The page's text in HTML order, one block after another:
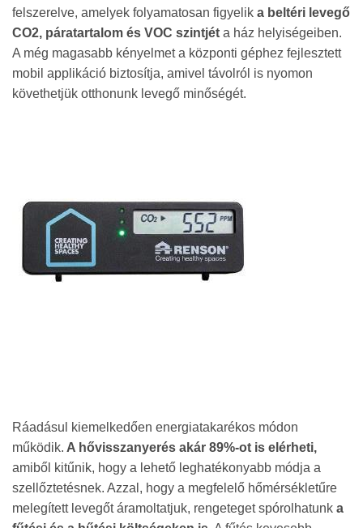
felszerelve, amelyek folyamatosan figyelik a beltéri levegő
CO2, páratartalom és VOC szintjét a ház helyiségeiben.
A még magasabb kényelmet a központi géphez fejlesztett
mobil applikáció biztosítja, amivel távolról is nyomon
követhetjük otthonunk levegő minőségét.
Ráadásul kiemelkedően energiatakarékos módon
működik. A hővisszanyerés akár 89%-ot is elérheti,
amiből kitűnik, hogy a lehető leghatékonyabb módja a
szellőztetésnek. Azzal, hogy a megfelelő hőmérsékletűre
melegített levegőt áramoltatjuk, rengeteget spórolhatunk a